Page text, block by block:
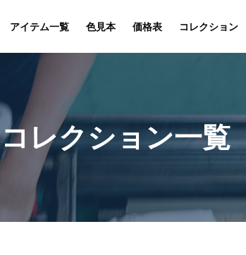
アイテム一覧 色見本 価格表 コレクション
コレクション一覧